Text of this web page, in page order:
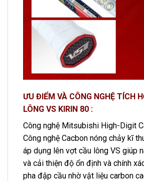
ƯU ĐIỂM VÀ CÔNG NGHỆ TÍCH
LÔNG VS KIRIN 80 :
Công nghệ Mitsubishi High-Digit
Công nghệ Cacbon nóng chảy kĩ
áp dụng lên vợt cầu lông VS giúp
và cải thiện độ ổn định và chính
pha đập cầu nhờ vật liệu carbon